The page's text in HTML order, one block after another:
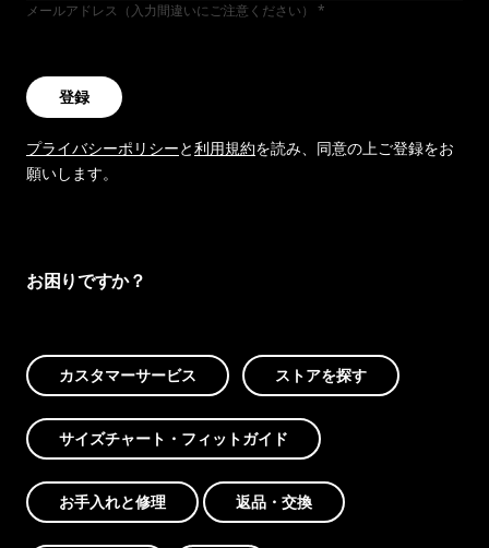
メールアドレス（入力間違いにご注意ください）
登録
プライバシーポリシーと利用規約を読み、同意の上ご登録をお
願いします。
お困りですか？
カスタマーサービス ストアを探す
サイズチャート・フィットガイド
お手入れと修理 返品・交換